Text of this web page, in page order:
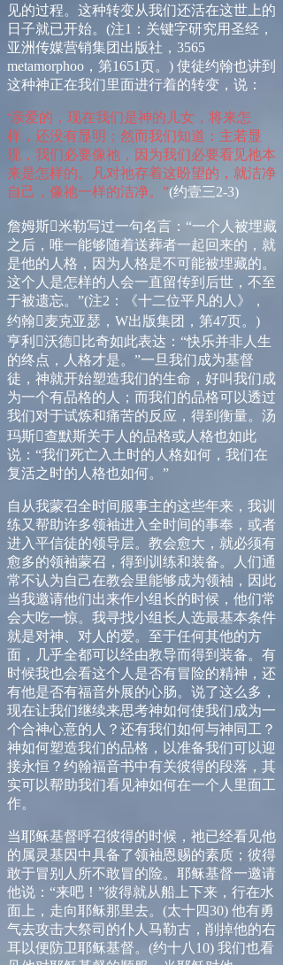
见的过程。这种转变从我们还活在这世上的
日子就已开始。 (注1 ：关键字研究用圣经，
亚洲传媒营销集团出版社， 3565
metamorphoo ，第1651页。 ) 使徒约翰也讲到
这种神正在我们里面进行着的转变，说：
“亲爱的，现在我们是神的儿女，将来怎
样，还没有显明；然而我们知道：主若显
现，我们必要像祂，因为我们必要看见祂本
来是怎样的。凡对祂存着这盼望的，就洁净
自己，像祂一样的洁净。”(约壹三2-3)
詹姆斯米勒写过一句名言： “一个人被埋藏
之后，唯一能够随着送葬者一起回来的，就
是他的人格，因为人格是不可能被埋藏的。
这个人是怎样的人会一直留传到后世，不至
于被遗忘。 ”(注2 ：《十二位平凡的人》，
约翰 麦克亚瑟， W出版集团，第47页。 )
亨利 沃德 比奇如此表达： “快乐并非人生
的终点，人格才是。 ”一旦我们成为基督
徒，神就开始塑造我们的生命，好叫我们成
为一个有品格的人；而我们的品格可以透过
我们对于试炼和痛苦的反应，得到衡量。 汤
玛斯查默斯关于人的品格或人格也如此
说： “我们死亡入土时的人格如何，我们在
复活之时的人格也如何。 ”
自从我蒙召全时间服事主的这些年来，我训
练又帮助许多领袖进入全时间的事奉，或者
进入平信徒的领导层。教会愈大，就必须有
愈多的领袖蒙召，得到训练和装备。人们通
常不认为自己在教会里能够成为领袖，因此
当我邀请他们出来作小组长的时候，他们常
会大吃一惊。我寻找小组长人选最基本条件
就是对神、对人的爱。至于任何其他的方
面，几乎全都可以经由教导而得到装备。有
时候我也会看这个人是否有冒险的精神，还
有他是否有福音外展的心肠。 说了这么多，
现在让我们继续来思考神如何使我们成为一
个合神心意的人？还有我们如何与神同工？
神如何塑造我们的品格，以准备我们可以迎
接永恒？约翰福音书中有关彼得的段落，其
实可以帮助我们看见神如何在一个人里面工
作。
当耶稣基督呼召彼得的时候，祂已经看见他
的属灵基因中具备了领袖恩赐的素质；彼得
敢于冒别人所不敢冒的险。耶稣基督一邀请
他说： “来吧！ ”彼得就从船上下来，行在水
面上，走向耶稣那里去。 (太十四30) 他有勇
气去攻击大祭司的仆人马勒古，削掉他的右
耳以便防卫耶稣基督。 (约十八 10) 我们也看